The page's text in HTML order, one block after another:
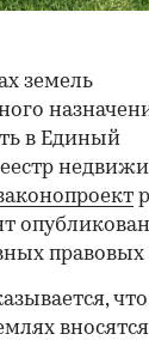
земель
в Единый
правовых